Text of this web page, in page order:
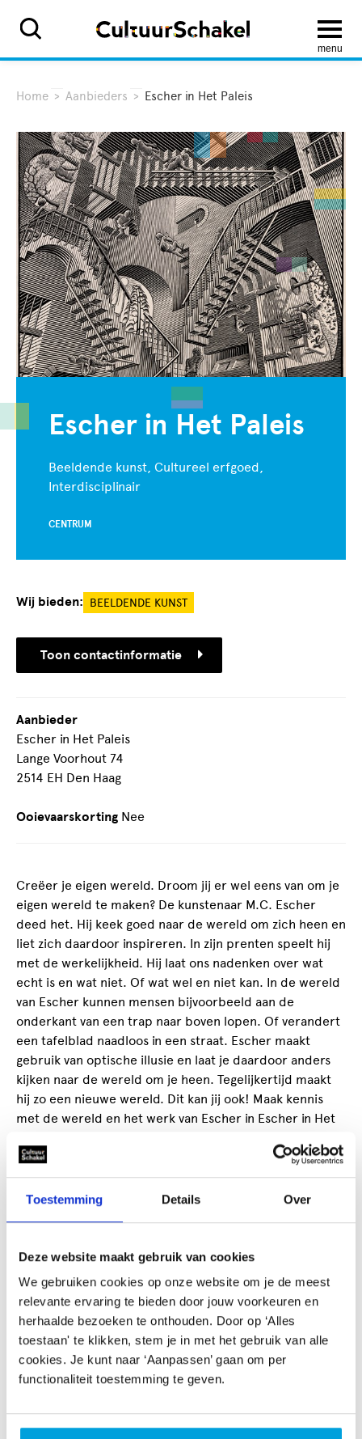
Toestemming Details Over
Deze website maakt gebruik van cookies
We gebruiken cookies op onze website om je de meest
relevante ervaring te bieden door jouw voorkeuren en
herhaalde bezoeken te onthouden. Door op ‘Alles
toestaan' te klikken, stem je in met het gebruik van alle
cookies. Je kunt naar ‘Aanpassen’ gaan om per
functionaliteit toestemming te geven.
menu
Home > Aanbieders > Escher in Het Paleis
Escher in Het Paleis
Beeldende kunst, Cultureel erfgoed,
Interdisciplinair
CENTRUM
Creëer je eigen wereld. Droom jij er wel eens van om je
eigen wereld te maken? De kunstenaar M.C. Escher
deed het. Hij keek goed naar de wereld om zich heen en
liet zich daardoor inspireren. In zijn prenten speelt hij
met de werkelijkheid. Hij laat ons nadenken over wat
echt is en wat niet. Of wat wel en niet kan. In de wereld
van Escher kunnen mensen bijvoorbeeld aan de
onderkant van een trap naar boven lopen. Of verandert
een tafelblad naadloos in een straat. Escher maakt
gebruik van optische illusie en laat je daardoor anders
kijken naar de wereld om je heen. Tegelijkertijd maakt
hij zo een nieuwe wereld. Dit kan jij ook! Maak kennis
met de wereld en het werk van Escher in Escher in Het
Wij bieden: BEELDENDE KUNST
Toon contactinformatie
Aanbieder
Escher in Het Paleis
Lange Voorhout 74
2514 EH Den Haag
Ooievaarskorting Nee
Gerelateerd aanbod